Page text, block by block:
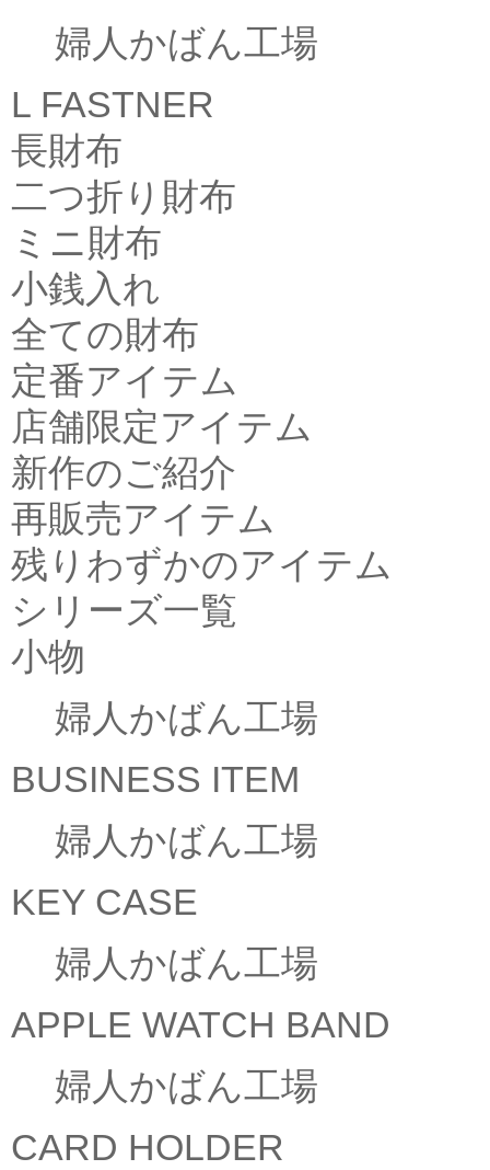
婦人かばん工場
L FASTNER
長財布
二つ折り財布
ミニ財布
小銭入れ
全ての財布
定番アイテム
店舗限定アイテム
新作のご紹介
再販売アイテム
残りわずかのアイテム
シリーズ一覧
小物
婦人かばん工場
BUSINESS ITEM
婦人かばん工場
KEY CASE
婦人かばん工場
APPLE WATCH BAND
婦人かばん工場
CARD HOLDER